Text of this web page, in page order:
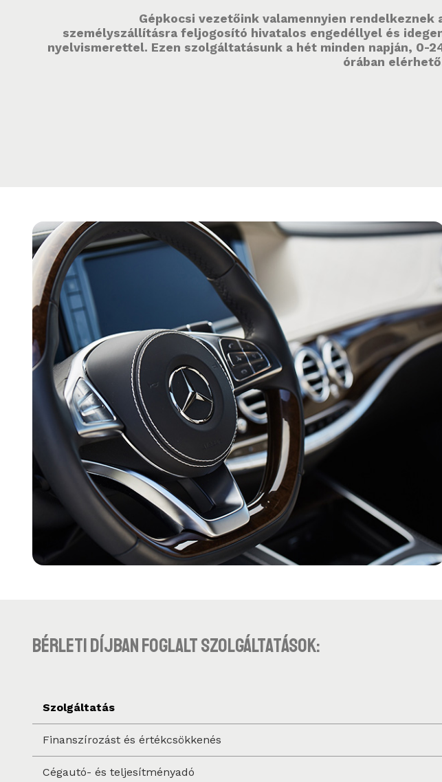
Gépkocsi vezetőink valamennyien rendelkeznek
személyszállításra feljogosító hivatalos engedéllyel és
nyelvismerettel. Ezen szolgáltatásunk a hét minden napján, 0-
órában
Bérleti díjban foglalt szolgáltatások:
Szolgáltatás
Finanszírozást és értékcsökkenés
Cégautó- és teljesítményadó